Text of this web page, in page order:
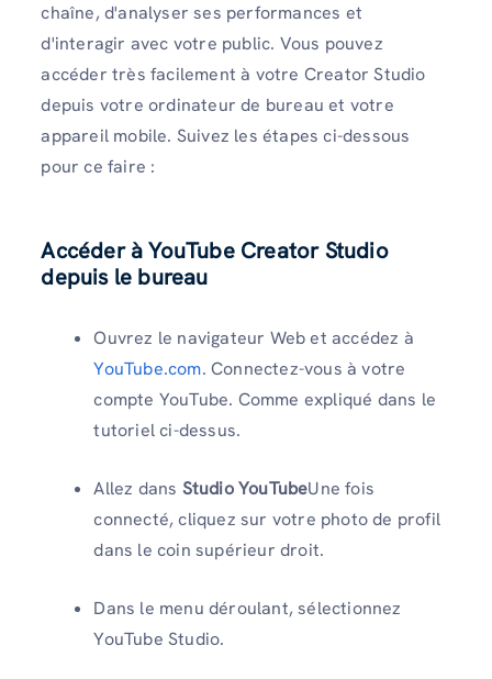
chaîne, d'analyser ses performances et
d'interagir avec votre public. Vous pouvez
accéder très facilement à votre Creator Studio
depuis votre ordinateur de bureau et votre
appareil mobile. Suivez les étapes ci-dessous
pour ce faire :
Accéder à YouTube Creator Studio
depuis le bureau
Ouvrez le navigateur Web et accédez à
YouTube.com. Connectez-vous à votre
compte YouTube. Comme expliqué dans le
tutoriel ci-dessus.
Allez dans Studio YouTubeUne fois
connecté, cliquez sur votre photo de profil
dans le coin supérieur droit.
Dans le menu déroulant, sélectionnez
YouTube Studio.